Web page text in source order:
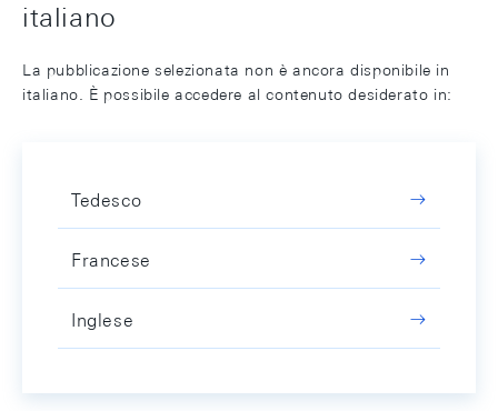
italiano
La pubblicazione selezionata non è ancora disponibile in
italiano. È possibile accedere al contenuto desiderato in:
Tedesco
Francese
Inglese